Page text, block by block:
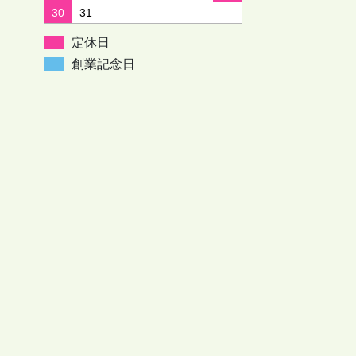
30 31
定休日
創業記念日